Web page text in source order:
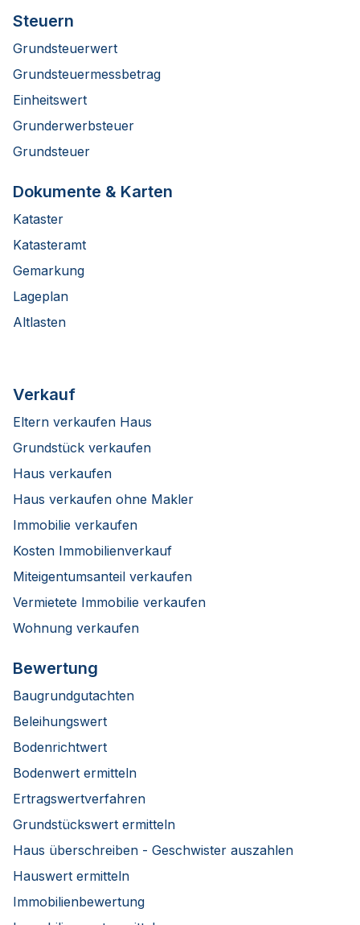
Steuern
Grundsteuerwert
Grundsteuermessbetrag
Einheitswert
Grunderwerbsteuer
Grundsteuer
Dokumente & Karten
Kataster
Katasteramt
Gemarkung
Lageplan
Altlasten
Verkauf
Eltern verkaufen Haus
Grundstück verkaufen
Haus verkaufen
Haus verkaufen ohne Makler
Immobilie verkaufen
Kosten Immobilienverkauf
Miteigentumsanteil verkaufen
Vermietete Immobilie verkaufen
Wohnung verkaufen
Bewertung
Baugrundgutachten
Beleihungswert
Bodenrichtwert
Bodenwert ermitteln
Ertragswertverfahren
Grundstückswert ermitteln
Haus überschreiben - Geschwister auszahlen
Hauswert ermitteln
Immobilienbewertung